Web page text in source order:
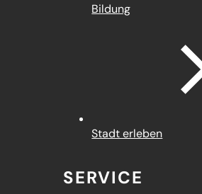
Bildung
Stadt erleben
SERVICE